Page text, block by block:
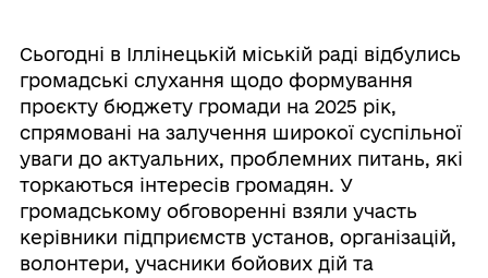
Сьогодні в Іллінецькій міській раді відбулись
громадські слухання щодо формування
проєкту бюджету громади на 2025 рік,
спрямовані на залучення широкої суспільної
уваги до актуальних, проблемних питань, які
торкаються інтересів громадян. У
громадському обговоренні взяли участь
керівники підприємств установ, організацій,
волонтери, учасники бойових дій та